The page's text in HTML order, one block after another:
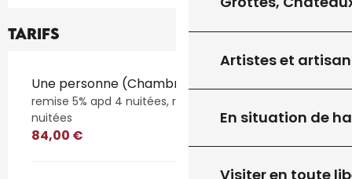
Artistes et
En situation de
Visiter en toute
Tarifs
Tarifs 2026
Une personne (Chambres d'hôtes)
remise 5% apd 4 nuitées, remise 10% apd de 7
nuitées
84,00 €